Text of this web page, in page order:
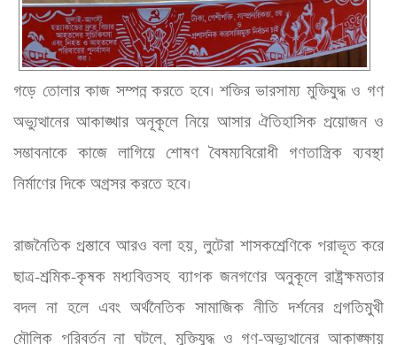
গড়ে তোলার কাজ সম্পন্ন করতে হবে। শক্তির ভারসাম্য মুক্তিযুদ্ধ ও গণ
অভ্যুত্থানের আকাঙ্খার অনূকূলে নিয়ে আসার ঐতিহাসিক প্রয়োজন ও
সম্ভাবনাকে কাজে লাগিয়ে শোষণ বৈষম্যবিরোধী গণতান্ত্রিক ব্যবস্থা
নির্মাণের দিকে অগ্রসর করতে হবে।
রাজনৈতিক প্রস্তাবে আরও বলা হয়, লুটেরা শাসকশ্রেণিকে পরাভূত করে
ছাত্র-শ্রমিক-কৃষক মধ্যবিত্তসহ ব্যাপক জনগণের অনুকূলে রাষ্ট্রক্ষমতার
বদল না হলে এবং অর্থনৈতিক সামাজিক নীতি দর্শনের প্রগতিমুখী
মৌলিক পরিবর্তন না ঘটলে, মুক্তিযুদ্ধ ও গণ-অভ্যুত্থানের আকাঙ্ক্ষায়